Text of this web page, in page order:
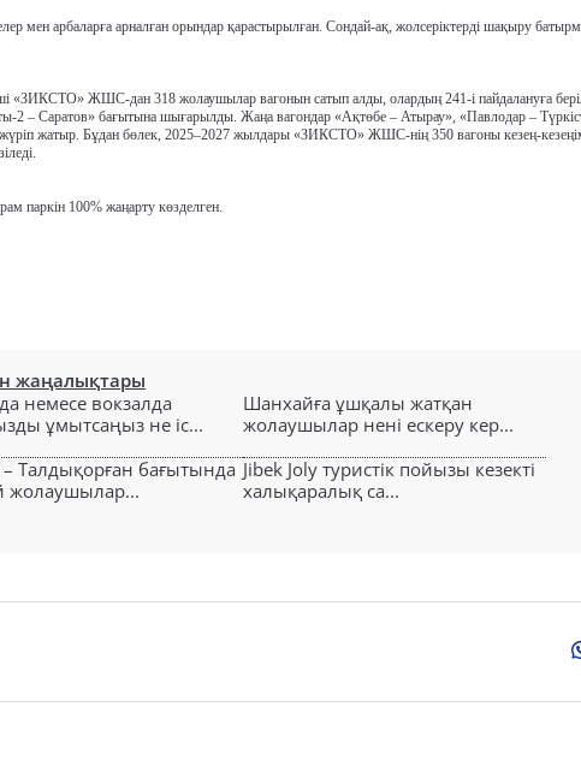
мен арбаларға арналған орындар қарастырылған. Сондай-ақ, жолсеріктерді шақыру
«ЗИКСТО» ЖШС-дан 318 жолаушылар вагонын сатып алды, олардың 241-і пайдалануға
2 – Саратов» бағытына шығарылды. Жаңа вагондар «Ақтөбе – Атырау», «Павлодар –
жатыр. Бұдан бөлек, 2025–2027 жылдары «ЗИКСТО» ЖШС-нің 350 вагоны кезең-
паркін 100% жаңарту көзделген.
жаңалықтары
немесе вокзалда
ұмытсаңыз не іс...
Шанхайға ұшқалы жатқан
жолаушылар нені ескеру кер...
– Талдықорған бағытында
жолаушылар...
Jibek Joly туристік пойызы кезекті
халықаралық са...